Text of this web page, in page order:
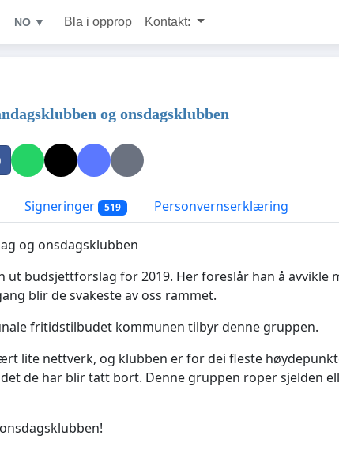
NO ▼ Bla i opprop Kontakt:
og onsdagsklubben
Signeringer 519 Personvernserklæring
og onsdagsklubben
ut budsjettforslag for 2019. Her foreslår han å avvikle
blir de svakeste av oss rammet.
fritidstilbudet kommunen tilbyr denne gruppen.
lite nettverk, og klubben er for dei fleste
de har blir tatt bort. Denne gruppen roper sjelden